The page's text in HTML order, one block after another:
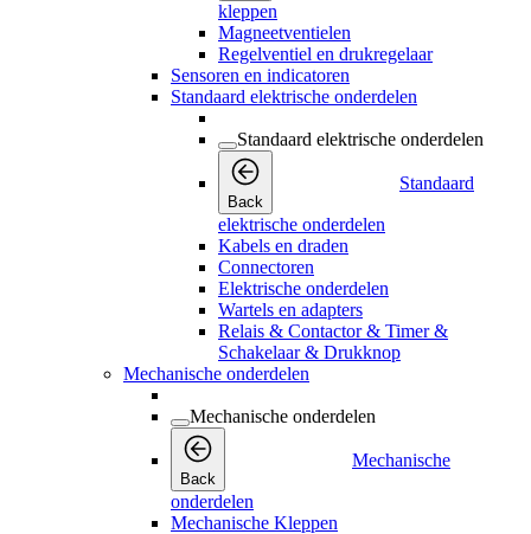
kleppen
Magneetventielen
Regelventiel en drukregelaar
Sensoren en indicatoren
Standaard elektrische onderdelen
Standaard elektrische onderdelen
Back
Standaard
elektrische onderdelen
Kabels en draden
Connectoren
Elektrische onderdelen
Wartels en adapters
Relais & Contactor & Timer &
Schakelaar & Drukknop
Mechanische onderdelen
Mechanische onderdelen
Back
Mechanische
onderdelen
Mechanische Kleppen